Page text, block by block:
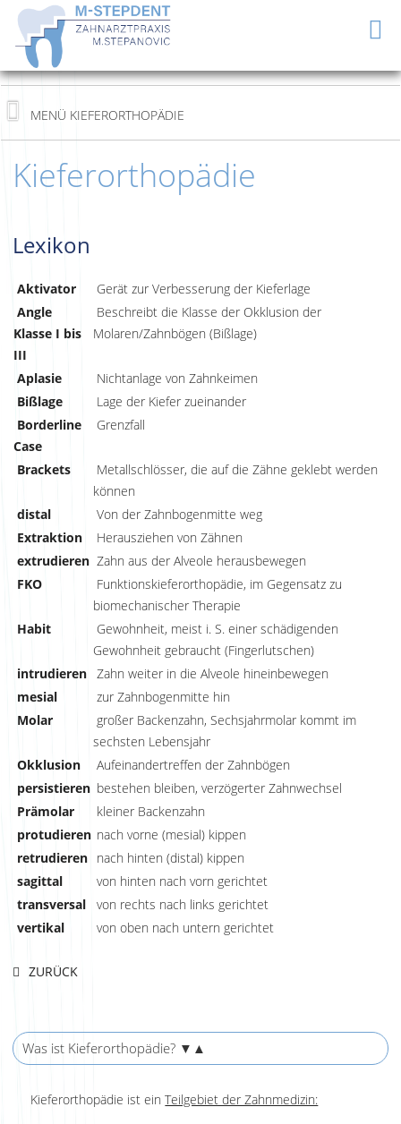
Kieferorthopädie
Lexikon
Aktivator
Gerät zur Verbesserung der Kieferlage
Angle
Klasse I bis
III
Beschreibt die Klasse der Okklusion der
Molaren/Zahnbögen (Bißlage)
Aplasie
Nichtanlage von Zahnkeimen
Bißlage
Lage der Kiefer zueinander
Borderline
Case
Grenzfall
Brackets
Metallschlösser, die auf die Zähne geklebt werden
können
distal
Von der Zahnbogenmitte weg
Extraktion
Herausziehen von Zähnen
extrudieren Zahn aus der Alveole herausbewegen
FKO
Funktionskieferorthopädie, im Gegensatz zu
biomechanischer Therapie
Habit
Gewohnheit, meist i. S. einer schädigenden
Gewohnheit gebraucht (Fingerlutschen)
intrudieren Zahn weiter in die Alveole hineinbewegen
mesial
zur Zahnbogenmitte hin
Molar
großer Backenzahn, Sechsjahrmolar kommt im
sechsten Lebensjahr
Okklusion
Aufeinandertreffen der Zahnbögen
persistieren bestehen bleiben, verzögerter Zahnwechsel
Prämolar
kleiner Backenzahn
protudieren nach vorne (mesial) kippen
retrudieren nach hinten (distal) kippen
sagittal
von hinten nach vorn gerichtet
transversal
von rechts nach links gerichtet
vertikal
von oben nach untern gerichtet
ZURÜCK
Was ist Kieferorthopädie? ▼▲
Kieferorthopädie ist einTeilgebiet der Zahnmedizin: